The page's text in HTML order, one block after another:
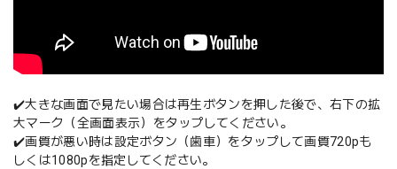
✔️大きな画面で見たい場合は再生ボタンを押した後で、右下の拡
大マーク（全画面表示）をタップしてください。
✔️画質が悪い時は設定ボタン（歯車）をタップして画質720pも
しくは1080pを指定してください。